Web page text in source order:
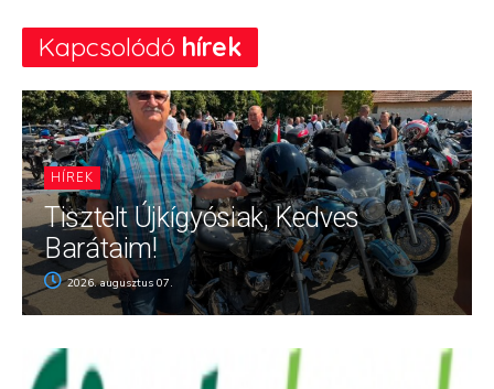
Kapcsolódó hírek
HÍREK
Tisztelt Újkígyósiak, Kedves
Barátaim!
2026. augusztus 07.